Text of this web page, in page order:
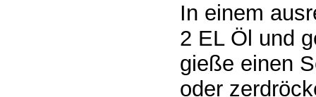
In einem
2 EL Öl und
gieße einen
oder